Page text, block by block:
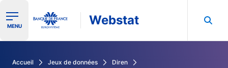
Ouvrir le menu de navigation
MENU Webstat
Accueil Jeux de données
Diren